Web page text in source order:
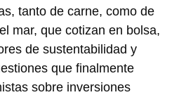
tanto de carne, como de
mar, que cotizan en bolsa,
de sustentabilidad y
que finalmente
sobre inversiones